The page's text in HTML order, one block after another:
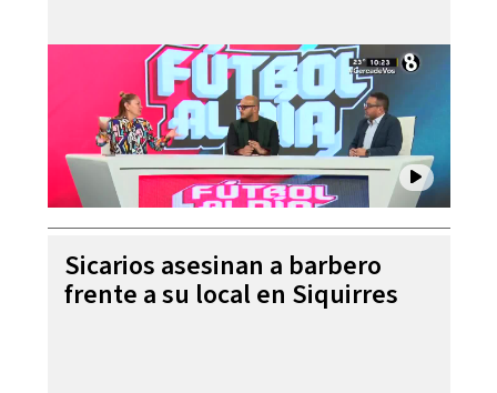
Sicarios asesinan a barbero
frente a su local en Siquirres